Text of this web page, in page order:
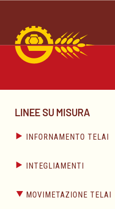
LINEE SU MISURA
INFORNAMENTO TELAI
download catalogo
Pala infornamento "Pegaso"
INTEGLIAMENTI
download catalogo
MOVIMETAZIONE TELAI